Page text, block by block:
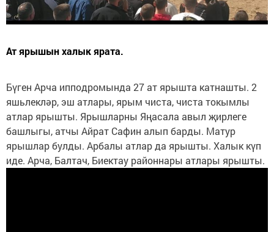
Ат ярышын халык ярата.
Бүген Арча ипподромында 27 ат ярышта катнашты. 2
яшьлекләр, эш атлары, ярым чиста, чиста токымлы
атлар ярышты. Ярышларны Яңасала авыл җирлеге
башлыгы, атчы Айрат Сафин алып барды. Матур
ярышлар булды. Арбалы атлар да ярышты. Халык күп
иде. Арча, Балтач, Биектау районнары атлары ярышты.